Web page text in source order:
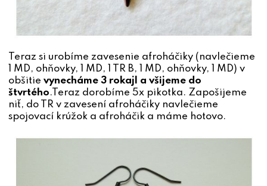
Teraz si urobíme zavesenie afroháčiky (navlečieme
1 MD, ohňovky, 1 MD, 1 TR B, 1 MD, ohňovky, 1 MD) v
obšitie vynecháme 3 rokajl a všijeme do
štvrtého.Teraz dorobíme 5x pikotka. Zapošijeme
niť, do TR v zavesení afroháčiky navlečieme
spojovací krúžok a afroháčik a máme hotovo.